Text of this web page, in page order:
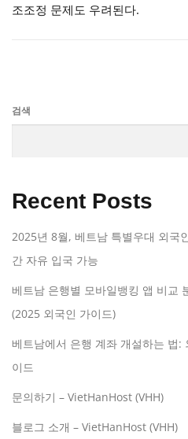
조조정 문제도 우려된다.
검색
Recent Posts
2025년 8월, 베트남 특별우대 외국
간 자유 입국 가능
베트남 은행별 모바일뱅킹 앱 비교
(2025 외국인 가이드)
베트남에서 은행 계좌 개설하는 법
이드
문의하기 – VietHanHost (VHH)
블로그 소개 – VietHanHost (VHH)